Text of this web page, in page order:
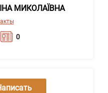
МИКОЛАЇВНА
0